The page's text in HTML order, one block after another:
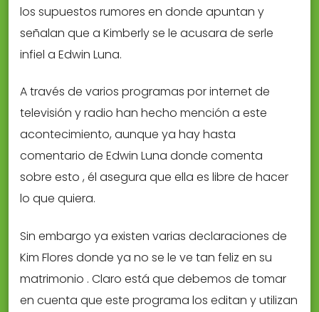
los supuestos rumores en donde apuntan y
señalan que a Kimberly se le acusara de serle
infiel a Edwin Luna.
A través de varios programas por internet de
televisión y radio han hecho mención a este
acontecimiento, aunque ya hay hasta
comentario de Edwin Luna donde comenta
sobre esto , él asegura que ella es libre de hacer
lo que quiera.
Sin embargo ya existen varias declaraciones de
Kim Flores donde ya no se le ve tan feliz en su
matrimonio . Claro está que debemos de tomar
en cuenta que este programa los editan y utilizan